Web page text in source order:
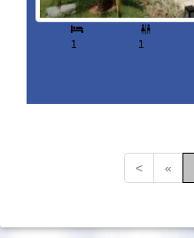
1

1
< «